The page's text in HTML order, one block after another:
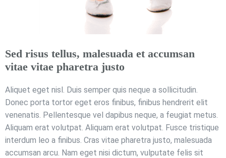
Sed risus tellus, malesuada et accumsan
vitae vitae pharetra justo
Aliquet eget nisl. Duis semper quis neque a sollicitudin.
Donec porta tortor eget eros finibus, finibus hendrerit elit
venenatis. Pellentesque vel dapibus neque, a feugiat metus.
Aliquam erat volutpat. Aliquam erat volutpat. Fusce tristique
interdum leo a finibus. Cras vitae pharetra justo, malesuada
accumsan arcu. Nam eget nisi dictum, vulputate felis sit